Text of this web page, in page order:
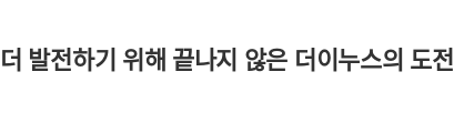
더 발전하기 위해 끝나지 않은 더이누스의 도전